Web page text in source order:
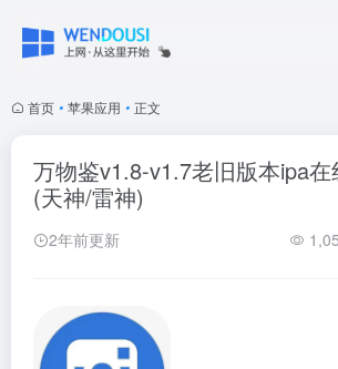
首页 • 苹果应用 • 正文
万物鉴v1.8-v1.7老旧版本ipa
(天神/雷神)
2年前更新